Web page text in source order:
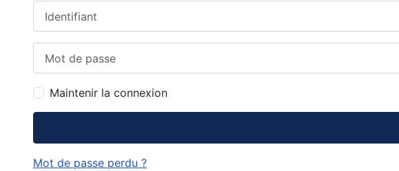
Maintenir la connexion
Mot de passe perdu ?